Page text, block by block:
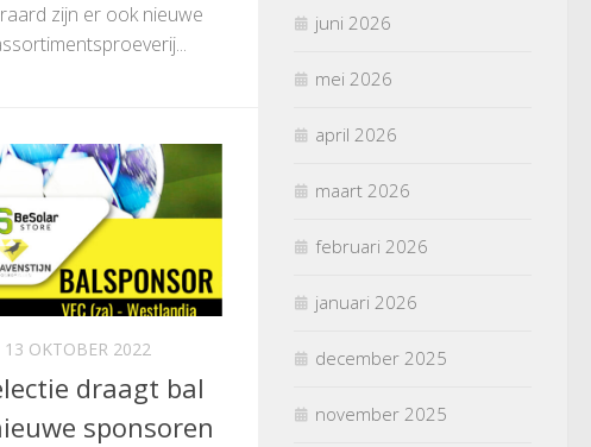
zijn er ook nieuwe
13 OKTOBER 2022
draagt bal
sponsoren
juni 2026
mei 2026
april 2026
maart 2026
februari 2026
januari 2026
december 2025
november 2025